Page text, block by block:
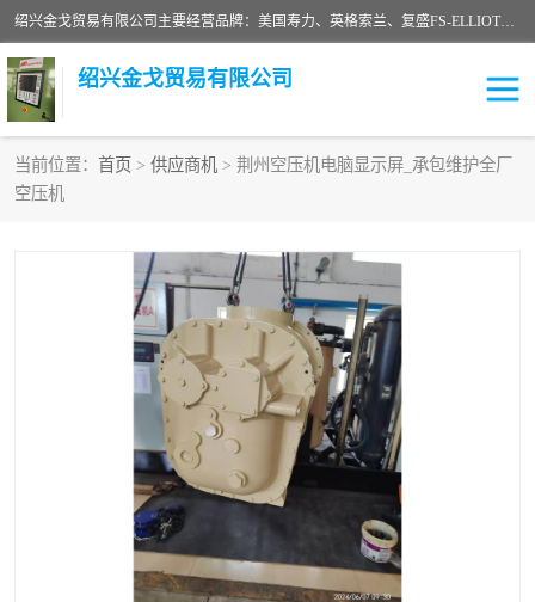
绍兴金戈贸易有限公司主要经营品牌：美国寿力、英格索兰、复盛FS-ELLIOTT，库伯COOPER、阿特拉斯等品牌空压机及配件销售；承接全厂空气压缩机管理、维护保养；节能改造；气体干燥机销售、维护、维修、保养。销售各种品牌空压机空气滤芯、油滤芯、油气分离器；精密过滤器滤芯；除油雾滤芯；抽真空滤芯，消音器，疏水器。劳务承接：全厂空压机维修保养工程，安装工程；移机或汰换工程；节能改造工程等。
绍兴金戈贸易有限公司
当前位置： 首页 > 供应商机 > 荆州空压机电脑显示屏_承包维护全厂
空压机
二手空压机
英格索兰配件
中车鼓风机 闽台富源特种陶瓷
美国寿力空压机零部件 英格索兰离心机空滤芯
英格索兰COOPER离心机 库伯卡麦隆离心机零件
微电脑控制器 离心式压缩机高速转子组
复盛离心机零件 中冷耐高温气侧密封胶垫